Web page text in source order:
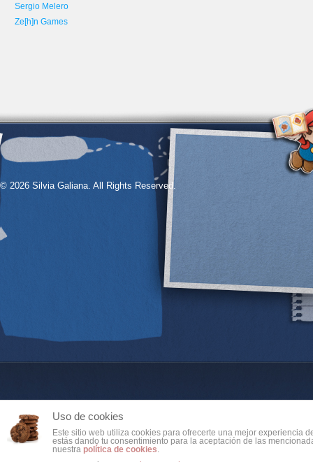
Sergio Melero
Ze[h]n Games
© 2026 Silvia Galiana. All Rights Reserved.
Uso de cookies
Este sitio web utiliza cookies para ofrecerte una mejor experiencia
estás dando tu consentimiento para la aceptación de las
nuestra política de cookies.